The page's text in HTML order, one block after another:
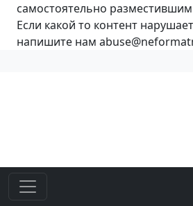
самостоятельно разместившим
Если какой то контент
напишите нам